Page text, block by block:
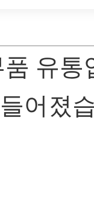
유
어졌